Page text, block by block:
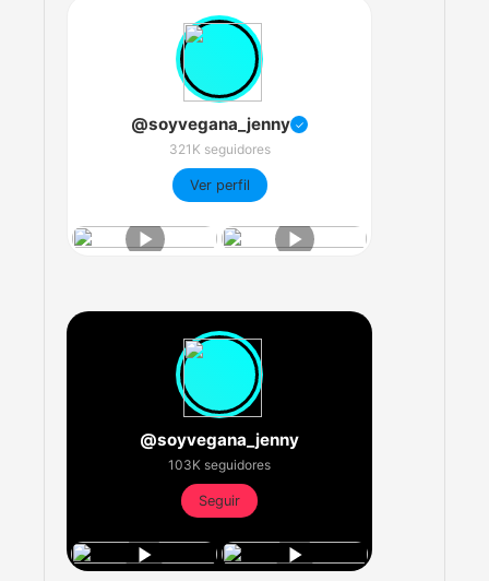
@soyvegana_jenny ✓
321K seguidores
Ver perfil
@soyvegana_jenny
103K seguidores
Seguir